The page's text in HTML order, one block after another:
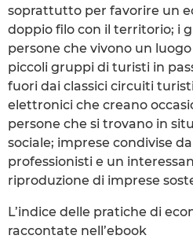
soprattutto per favorire un
doppio filo con il territorio; i
persone che vivono un
piccoli gruppi di turisti in
fuori dai classici circuiti
elettronici che creano
persone che si trovano in
sociale; imprese condivise
professionisti e un
riproduzione di imprese
L’indice delle pratiche di
raccontate nell’ebook